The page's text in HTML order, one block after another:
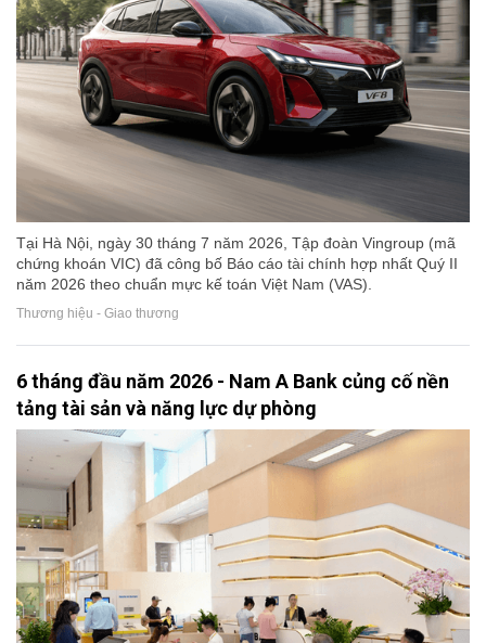
Tại Hà Nội, ngày 30 tháng 7 năm 2026, Tập đoàn Vingroup (mã
chứng khoán VIC) đã công bố Báo cáo tài chính hợp nhất Quý II
năm 2026 theo chuẩn mực kế toán Việt Nam (VAS).
Thương hiệu - Giao thương
6 tháng đầu năm 2026 - Nam A Bank củng cố nền
tảng tài sản và năng lực dự phòng